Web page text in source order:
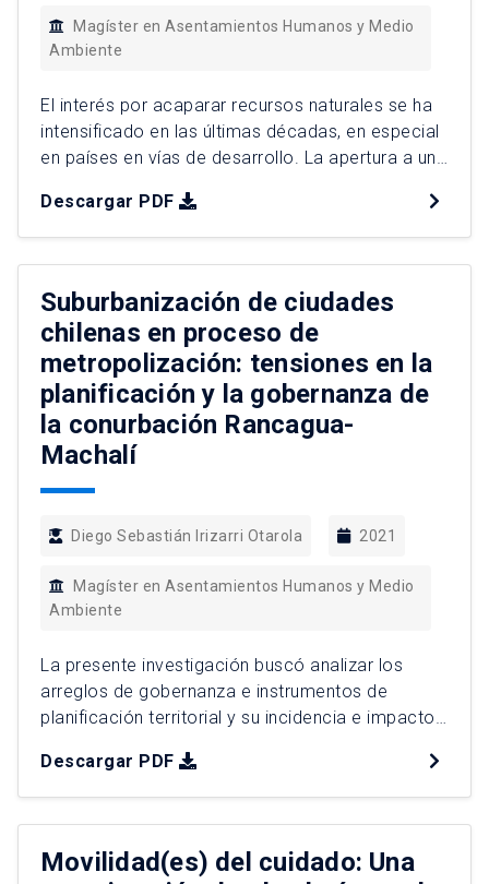
Magíster en Asentamientos Humanos y Medio
Ambiente
El interés por acaparar recursos naturales se ha
intensificado en las últimas décadas, en especial
en países en vías de desarrollo. La apertura a un
mercado y el crecimiento de inversiones
extranjeras han extrapolado los procesos de
acaparamiento y privatización de la naturaleza.
Con el cambio a una ideología neoliberal […]
Descargar PDF
Suburbanización de ciudades
chilenas en proceso de
metropolización: tensiones en la
planificación y la gobernanza de
la conurbación Rancagua-
Machalí
Diego Sebastián Irizarri Otarola 2021
Magíster en Asentamientos Humanos y Medio
Ambiente
La presente investigación buscó analizar los
arreglos de gobernanza e instrumentos de
planificación territorial y su incidencia e impacto
espacios suburbanos de la conurbación de
Rancagua-Machalí, complejo urbano que se
configura como un área metropolitana incipiente
en el sistema urbano nacional. A partir de una
metodología mixta, se indagó […]
Descargar PDF
Movilidad(es) del cuidado: Una